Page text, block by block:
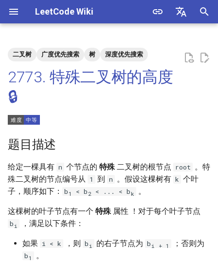
LeetCode Wiki
始
化
搜
索
擎
解法
方法一：DFS
4. 二维数组中的查找
5. 替换空格
6. 从尾到头打印链表
7. 重建二叉树
9. 用两个栈实现队列
10.1. 斐波那契数列
11. 旋转数组的最小数字
2. 二进制加法
3. 前 n 个数字二进制中 1 的个
数
4. 只出现一次的数字
5. 单词长度的最大乘积
6. 排序数组中两个数字之和
7. 数组中和为 0 的三个数
8. 和大于等于 target 的最短子
1.2. 判定是否互为字符重排
1.3. URL 化
1.4. 回文排列
1.5. 一次编辑
1.6. 字符串压缩
1.7. 旋转矩阵
1.9. 字符串轮转
二叉树 广度优先搜索 树 深度优先搜索
2773. 特殊二叉树的高度
🔒
题目描述
给定一棵具有 n 个节点的 特殊二叉树的根节点 root 。特
殊二叉树的节点编号从 1 到 n 。假设这棵树有 k 个叶
子，顺序如下：
b1 < b 2 < ... < b k 。
这棵树的叶子节点有一个 特殊属性 ！对于每个叶子节点
b i ，满足以下条件：
如果 i < k ，则 b i 的右子节点为 b i + 1 ；否则为
b1
。